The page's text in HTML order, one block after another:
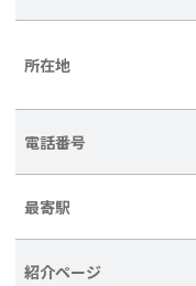
所在地
電話番号
最寄駅
紹介ページ